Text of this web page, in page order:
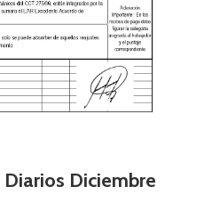
Diciembre